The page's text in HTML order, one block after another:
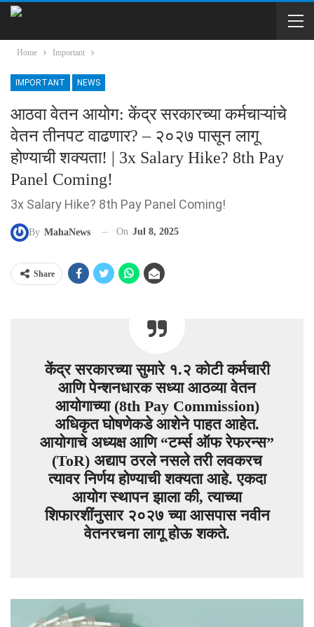
Home Important
IMPORTANT NEWS
आठवा वेतन आयोग: केंद्र सरकारच्या कर्मचाऱ्यांचे
वेतन तीनपट वाढणार? – २०२७ पासून लागू
होण्याची शक्यता! | 3x Salary Hike? 8th Pay
Panel Coming!
3x Salary Hike? 8th Pay Panel Coming!
By MahaNews On Jul 8, 2025
Share
केंद्र सरकारच्या सुमारे १.२ कोटी कर्मचारी
आणि पेन्शनधारक सध्या आठव्या वेतन
आयोगाच्या (8th Pay Commission)
अधिकृत घोषणेकडे आशेने पाहत आहेत.
आयोगाचे अध्यक्ष आणि “टर्म्स ऑफ रेफरन्स”
(ToR) अद्याप ठरले नसले तरी लवकरच
त्यावर निर्णय होण्याची शक्यता आहे. एकदा
आयोग स्थापन झाला की, त्याच्या
शिफारशींनुसार २०२७ च्या आसपास नवीन
वेतनरचना लागू होऊ शकते.